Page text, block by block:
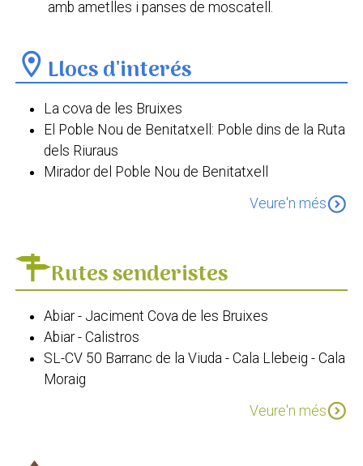
amb ametlles i panses de moscatell.
location_on Llocs d'interés
La cova de les Bruixes
El Poble Nou de Benitatxell: Poble dins de la Ruta
dels Riuraus
Mirador del Poble Nou de Benitatxell
Paratge de la Falla del Moraig
Església de Santa Maria Magdalena
Oratori de Sant Jaume Apòstol
Veure'n mésexpand_circle_down
Rutes senderistes
Abiar - Jaciment Cova de les Bruixes
Abiar - Calistros
SL-CV 50 Barranc de la Viuda - Cala Llebeig - Cala
Moraig
Veure'n mésexpand_circle_down